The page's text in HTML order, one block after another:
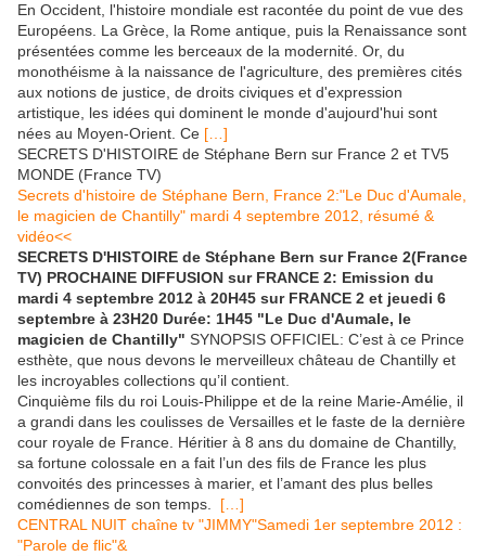
En Occident, l'histoire mondiale est racontée du point de vue des
Européens. La Grèce, la Rome antique, puis la Renaissance sont
présentées comme les berceaux de la modernité. Or, du
monothéisme à la naissance de l'agriculture, des premières cités
aux notions de justice, de droits civiques et d'expression
artistique, les idées qui dominent le monde d'aujourd'hui sont
nées au Moyen-Orient. Ce […]
SECRETS D'HISTOIRE de Stéphane Bern sur France 2 et TV5
MONDE (France TV)
Secrets d'histoire de Stéphane Bern, France 2:"Le Duc d'Aumale,
le magicien de Chantilly" mardi 4 septembre 2012, résumé &
vidéo<<
SECRETS D'HISTOIRE de Stéphane Bern sur France 2(France
TV) PROCHAINE DIFFUSION sur FRANCE 2: Emission du
mardi 4 septembre 2012 à 20H45 sur FRANCE 2 et jeuedi 6
septembre à 23H20 Durée: 1H45 "Le Duc d'Aumale, le
magicien de Chantilly" SYNOPSIS OFFICIEL: C’est à ce Prince
esthète, que nous devons le merveilleux château de Chantilly et
les incroyables collections qu’il contient.
Cinquième fils du roi Louis-Philippe et de la reine Marie-Amélie, il
a grandi dans les coulisses de Versailles et le faste de la dernière
cour royale de France. Héritier à 8 ans du domaine de Chantilly,
sa fortune colossale en a fait l’un des fils de France les plus
convoités des princesses à marier, et l’amant des plus belles
comédiennes de son temps.
[…]
CENTRAL NUIT chaîne tv "JIMMY"Samedi 1er septembre 2012 :
"Parole de flic"&